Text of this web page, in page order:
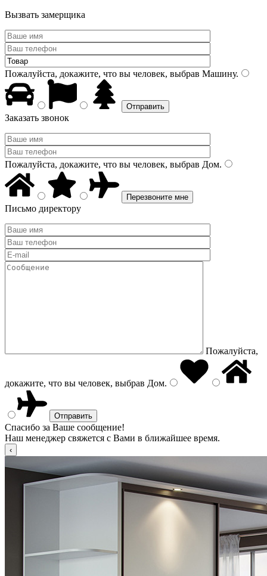
Вызвать замерщика
Пожалуйста, докажите, что вы человек, выбрав Машину.
Заказать звонок
Пожалуйста, докажите, что вы человек, выбрав Дом.
Письмо директору
Пожалуйста,
докажите, что вы человек, выбрав Дом.
Спасибо за Ваше сообщение!
Наш менеджер свяжется с Вами в ближайшее время.